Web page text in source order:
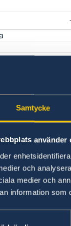
Samtycke
använder
och
medier och
information som
90 días
días